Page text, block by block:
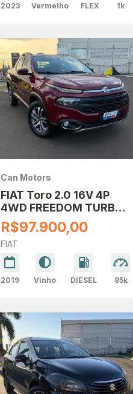
2023 Vermelho FLEX 1k
Can Motors
FIAT Toro 2.0 16V 4P
4WD FREEDOM TURBO
DIESEL
R$97.900,00
FIAT
2019 Vinho DIESEL 85k